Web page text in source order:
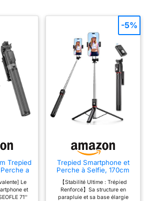
Trepied
a
Le
et
71''
Trepied Smartphone et
Perche à Selfie, 170cm
Trépied Téléphone
Portable avec
Télécommande sans Fil,
【Stabilité Ultime : Trépied
Renforcé】Sa structure en
parapluie et sa base élargie
-5%